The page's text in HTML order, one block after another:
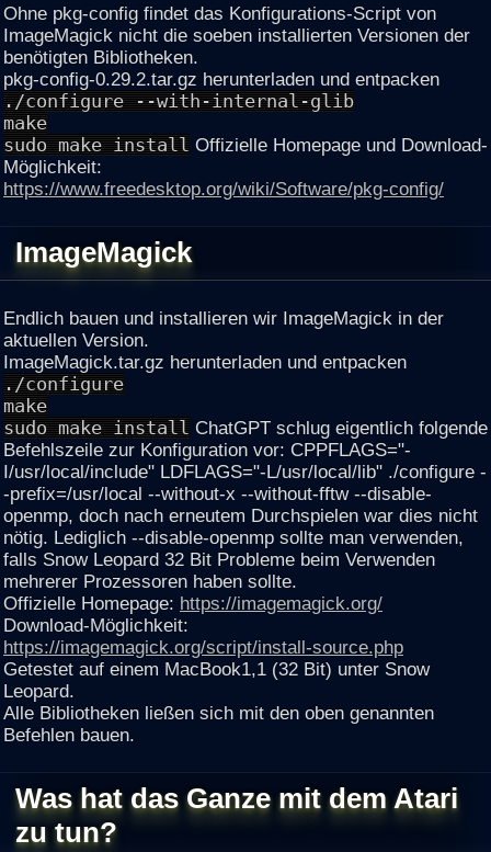
Ohne pkg-config findet das Konfigurations-Script von
ImageMagick nicht die soeben installierten Versionen der
benötigten Bibliotheken.
pkg-config-0.29.2.tar.gz herunterladen und entpacken
./configure --with-internal-glib
make
sudo make install Offizielle Homepage und Download-
Möglichkeit:
https://www.freedesktop.org/wiki/Software/pkg-config/
ImageMagick
Endlich bauen und installieren wir ImageMagick in der
aktuellen Version.
ImageMagick.tar.gz herunterladen und entpacken
./configure
make
sudo make install ChatGPT schlug eigentlich folgende
Befehlszeile zur Konfiguration vor: CPPFLAGS="-
I/usr/local/include" LDFLAGS="-L/usr/local/lib" ./configure -
-prefix=/usr/local --without-x --without-fftw --disable-
openmp, doch nach erneutem Durchspielen war dies nicht
nötig. Lediglich --disable-openmp sollte man verwenden,
falls Snow Leopard 32 Bit Probleme beim Verwenden
mehrerer Prozessoren haben sollte.
Offizielle Homepage: https://imagemagick.org/
Download-Möglichkeit:
https://imagemagick.org/script/install-source.php
Getestet auf einem MacBook1,1 (32 Bit) unter Snow
Leopard.
Alle Bibliotheken ließen sich mit den oben genannten
Befehlen bauen.
Was hat das Ganze mit dem Atari
zu tun?